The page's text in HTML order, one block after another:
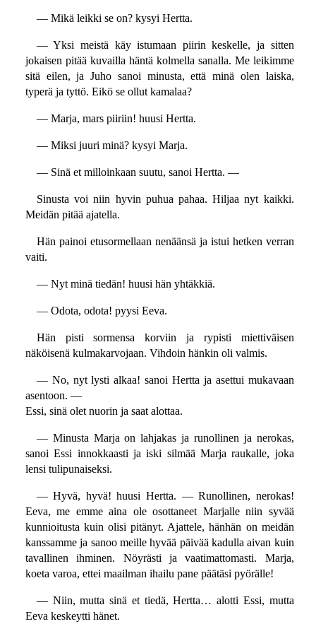
— Mikä leikki se on? kysyi Hertta.
— Yksi meistä käy istumaan piirin keskelle, ja sitten
jokaisen pitää kuvailla häntä kolmella sanalla. Me leikimme
sitä eilen, ja Juho sanoi minusta, että minä olen laiska,
typerä ja tyttö. Eikö se ollut kamalaa?
— Marja, mars piiriin! huusi Hertta.
— Miksi juuri minä? kysyi Marja.
— Sinä et milloinkaan suutu, sanoi Hertta. —
Sinusta voi niin hyvin puhua pahaa. Hiljaa nyt kaikki.
Meidän pitää ajatella.
Hän painoi etusormellaan nenäänsä ja istui hetken verran
vaiti.
— Nyt minä tiedän! huusi hän yhtäkkiä.
— Odota, odota! pyysi Eeva.
Hän pisti sormensa korviin ja rypisti miettiväisen
näköisenä kulmakarvojaan. Vihdoin hänkin oli valmis.
— No, nyt lysti alkaa! sanoi Hertta ja asettui mukavaan
asentoon. —
Essi, sinä olet nuorin ja saat alottaa.
— Minusta Marja on lahjakas ja runollinen ja nerokas,
sanoi Essi innokkaasti ja iski silmää Marja raukalle, joka
lensi tulipunaiseksi.
— Hyvä, hyvä! huusi Hertta. — Runollinen, nerokas!
Eeva, me emme aina ole osottaneet Marjalle niin syvää
kunnioitusta kuin olisi pitänyt. Ajattele, hänhän on meidän
kanssamme ja sanoo meille hyvää päivää kadulla aivan kuin
tavallinen ihminen. Nöyrästi ja vaatimattomasti. Marja,
koeta varoa, ettei maailman ihailu pane päätäsi pyörälle!
— Niin, mutta sinä et tiedä, Hertta… alotti Essi, mutta
Eeva keskeytti hänet.